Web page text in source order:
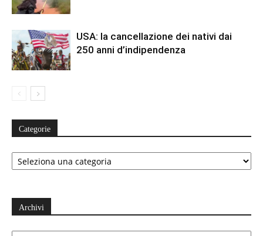
USA: la cancellazione dei nativi dai
250 anni d’indipendenza
Categorie
Categorie
Archivi
Archivi